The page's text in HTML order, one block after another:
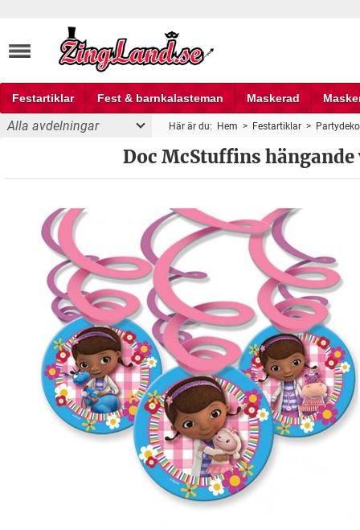
Festartiklar Fest & barnkalasteman Maskerad
Fest och partyprylar
Alla avdelningar Här är du: Hem > Festartiklar >
Doc McStuffins